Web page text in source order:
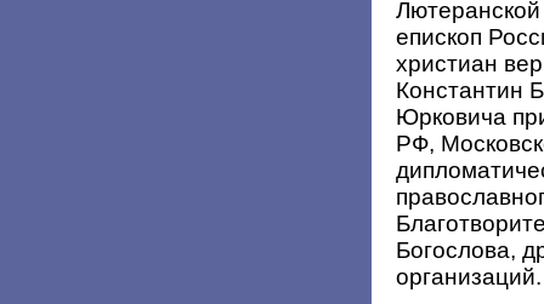
епископ
христиан
Константин
Юрковича
РФ,
Богослова,
организаций.